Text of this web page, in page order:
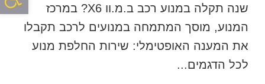
שנה תקלה במנוע רכב ב.מ.וו X6? במרכז
המנוע, מוסך המתמחה במנועים לרכב תקבלו
את המענה האופטימלי: שירות החלפת מנוע
לכל הדגמים...